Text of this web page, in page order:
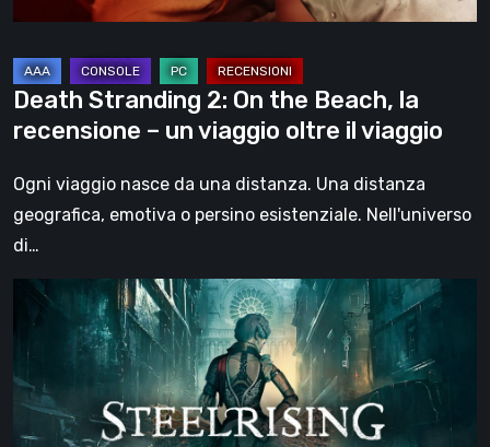
–
viaggio
oltre
il
Death Stranding 2: On the Beach, la
recensione – un viaggio oltre il viaggio
Ogni viaggio nasce da una distanza. Una distanza
geografica, emotiva o persino esistenziale. Nell'universo
di…
Steelrising,
recensione:
rivoluzione
sotto